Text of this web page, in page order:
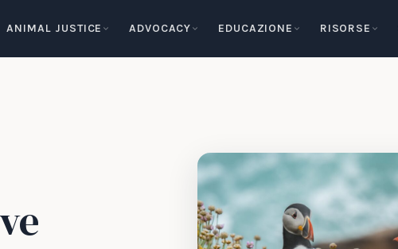
ANIMAL JUSTICE ADVOCACY EDUCAZIONE RISORSE